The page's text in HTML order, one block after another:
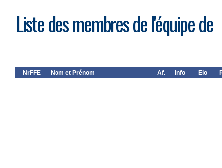
Liste des membres de l'équipe de
NrFFE Nom et Prénom Af. Info Elo